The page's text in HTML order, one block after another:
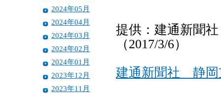
2024年05月
2024年04月
2024年03月
2024年02月
2024年01月
2023年12月
2023年11月
提供：建通新聞社
（2017/3/6）
建通新聞社 静岡